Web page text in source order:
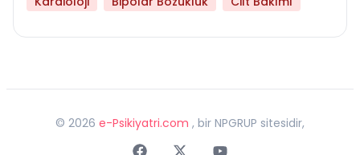
© 2026 e-Psikiyatri.com , bir NPGRUP sitesidir,